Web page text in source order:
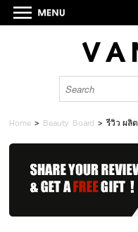
Home > Beauty Board >รีวิว ผ